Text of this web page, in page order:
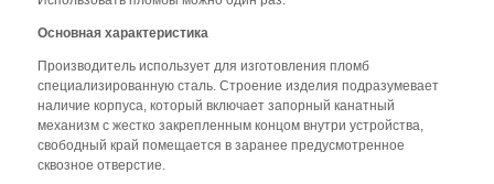
Основная характеристика
Производитель использует для изготовления пломб
специализированную сталь. Строение изделия подразумевает
наличие корпуса, который включает запорный канатный
механизм с жестко закрепленным концом внутри устройства,
свободный край помещается в заранее предусмотренное
сквозное отверстие.